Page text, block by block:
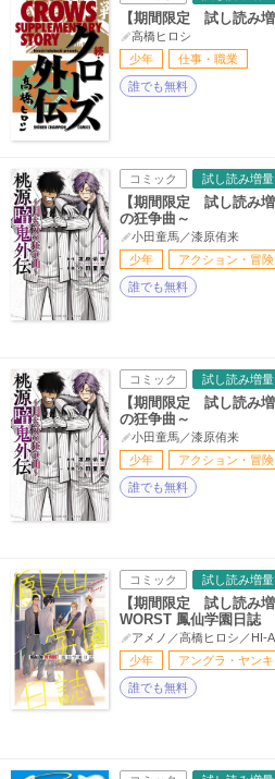
【期間限定 試し読み
高橋ヒロシ
少年
仕事・職業
誰でも無料
コミック 試し読み増量
【期間限定 試し読み
の狂争曲～
小田童馬／漆原侑来
少年
アクション・冒険
誰でも無料
コミック 試し読み増量
【期間限定 試し読み
の狂争曲～
小田童馬／漆原侑来
少年
アクション・冒険
誰でも無料
コミック 試し読み増量
【期間限定 試し読み
WORST 鳳仙学園日誌
アメノ／高橋ヒロシ／
少年
アングラ・ヤン
誰でも無料